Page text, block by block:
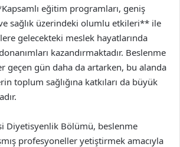
eğitim programları, geniş
sağlık üzerindeki olumlu etkileri** ile
gelecekteki meslek hayatlarında
kazandırmaktadır. Beslenme
geçen gün daha da artarken, bu alanda
toplum sağlığına katkıları da büyük
Diyetisyenlik Bölümü, beslenme
profesyoneller yetiştirmek amacıyla